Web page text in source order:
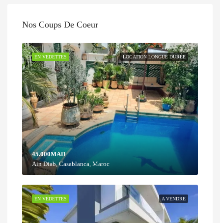
Nos Coups De Coeur
LOCATION LONGUE DURÉE
EN VEDETTES
45.000MAD
Ain Diab, Casablanca, Maroc
A VENDRE
EN VEDETTES